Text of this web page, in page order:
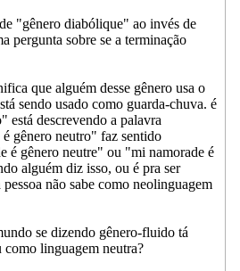
"gênero diabólique" ao invés de
pergunta sobre se a terminação
que alguém desse gênero usa o
sendo usado como guarda-chuva. é
está descrevendo a palavra
gênero neutro" faz sentido
é gênero neutre" ou "mi namorade é
alguém diz isso, ou é pra ser
não sabe como neolinguagem
se dizendo gênero-fluido tá
como linguagem neutra?